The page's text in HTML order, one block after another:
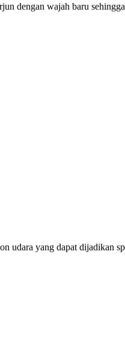
dengan wajah baru sehingga
udara yang dapat dijadikan